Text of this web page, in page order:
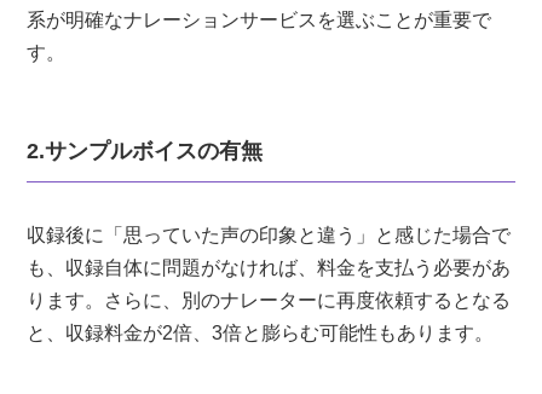
系が明確なナレーションサービスを選ぶことが重要で
す。
2.サンプルボイスの有無
収録後に「思っていた声の印象と違う」と感じた場合で
も、収録自体に問題がなければ、料金を支払う必要があ
ります。さらに、別のナレーターに再度依頼するとなる
と、収録料金が2倍、3倍と膨らむ可能性もあります。